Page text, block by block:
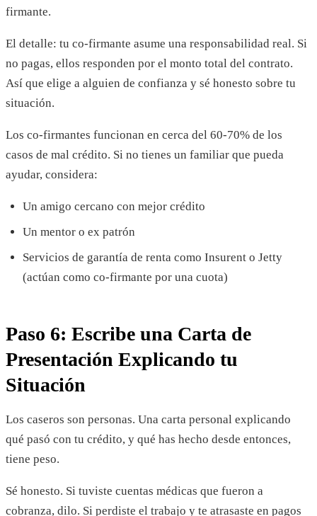
firmante.
El detalle: tu co-firmante asume una responsabilidad real. Si
no pagas, ellos responden por el monto total del contrato.
Así que elige a alguien de confianza y sé honesto sobre tu
situación.
Los co-firmantes funcionan en cerca del 60-70% de los
casos de mal crédito. Si no tienes un familiar que pueda
ayudar, considera:
Un amigo cercano con mejor crédito
Un mentor o ex patrón
Servicios de garantía de renta como Insurent o Jetty
(actúan como co-firmante por una cuota)
Paso 6: Escribe una Carta de
Presentación Explicando tu
Situación
Los caseros son personas. Una carta personal explicando
qué pasó con tu crédito, y qué has hecho desde entonces,
tiene peso.
Sé honesto. Si tuviste cuentas médicas que fueron a
cobranza, dilo. Si perdiste el trabajo y te atrasaste en pagos